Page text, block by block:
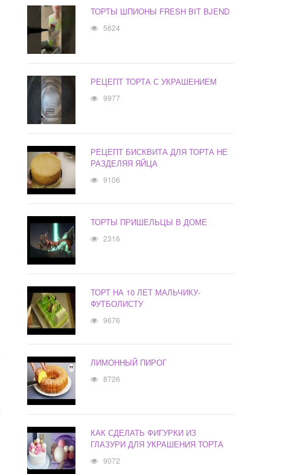
ТОРТЫ ШПИОНЫ FRESH BIT BJEND
5624
РЕЦЕПТ ТОРТА С УКРАШЕНИЕМ
9977
РЕЦЕПТ БИСКВИТА ДЛЯ ТОРТА НЕ
РАЗДЕЛЯЯ ЯЙЦА
9106
ТОРТЫ ПРИШЕЛЬЦЫ В ДОМЕ
2316
ТОРТ НА 10 ЛЕТ МАЛЬЧИКУ-
ФУТБОЛИСТУ
9676
ЛИМОННЫЙ ПИРОГ
8726
КАК СДЕЛАТЬ ФИГУРКИ ИЗ
ГЛАЗУРИ ДЛЯ УКРАШЕНИЯ ТОРТА
9072